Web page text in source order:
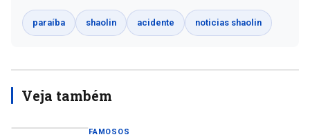
paraíba shaolin acidente noticias shaolin
Veja também
FAMOSOS